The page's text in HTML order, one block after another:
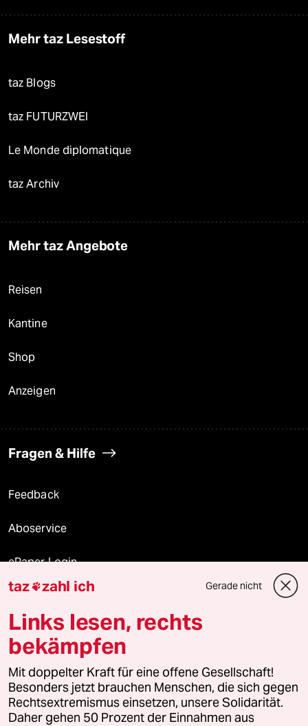
Mehr taz Lesestoff
taz Blogs
taz FUTURZWEI
Le Monde diplomatique
taz Archiv
Mehr taz Angebote
Reisen
Kantine
Shop
Anzeigen
Fragen & Hilfe
Feedback
Aboservice
ePaper Login
Downloads für Abonnierende
© 2026 taz Verlags und Vertriebs GmbH
Alle Rechte vorbehalten. Bei rechtlichen Fragen oder für Genehmigungen
wenden Sie sich bitte an
lizenzen@taz.de
taz zahl ich Gerade nicht
Links lesen, rechts
bekämpfen
Mit doppelter Kraft für eine offene Gesellschaft!
Besonders jetzt brauchen Menschen, die sich gegen
Rechtsextremismus einsetzen, unsere Solidarität.
Daher gehen 50 Prozent der Einnahmen aus